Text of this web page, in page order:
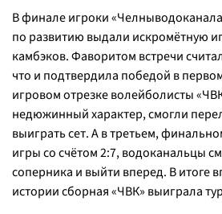
В финале игроки
по развитию выдали искромётную
камбэков. Фаворитом встречи
что и подтвердила победой в
игровом отрезке волейболисты
недюжинный характер, смогли
выиграть сет. А в третьем,
игры со счётом 2:7, водоканальцы
соперника и выйти вперед. В итоге
истории сборная «ЧВК» выиграла